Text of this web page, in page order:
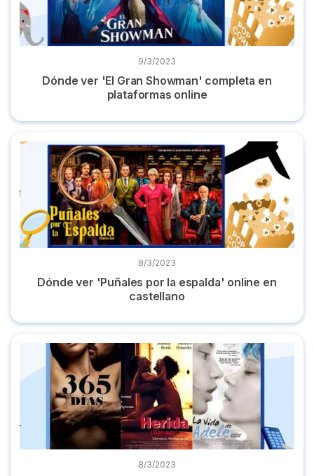
9/3/2023
Dónde ver 'El Gran Showman' completa en
plataformas online
Dónde ver 'Puñales por la espalda' online en castellano
8/3/2023
Dónde ver 'Puñales por la espalda' online en
castellano
TOP mejores películas eróticas de Netflix, HBO Max y
8/3/2023